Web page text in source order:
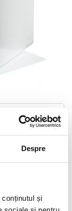
Despre
și